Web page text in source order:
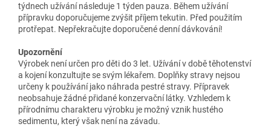
týdnech užívání následuje 1 týden pauza. Během užívání
přípravku doporučujeme zvýšit příjem tekutin. Před použitím
protřepat. Nepřekračujte doporučené denní dávkování!
Upozornění
Výrobek není určen pro děti do 3 let. Užívání v době těhotenství
a kojení konzultujte se svým lékařem. Doplňky stravy nejsou
určeny k používání jako náhrada pestré stravy. Přípravek
neobsahuje žádné přidané konzervační látky. Vzhledem k
přírodnímu charakteru výrobku je možný vznik hustého
sedimentu, který však není na závadu.